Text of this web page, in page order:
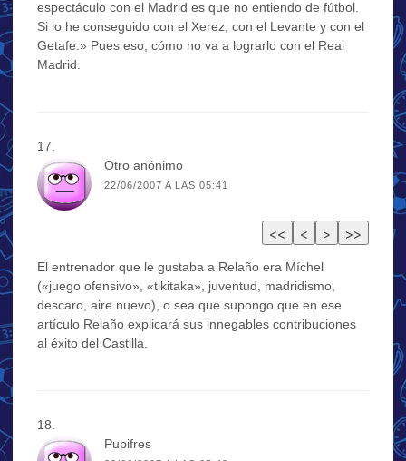
espectáculo con el Madrid es que no entiendo de fútbol.
Si lo he conseguido con el Xerez, con el Levante y con el
Getafe.» Pues eso, cómo no va a lograrlo con el Real
Madrid.
Otro anónimo
22/06/2007 A LAS 05:41
El entrenador que le gustaba a Relaño era Míchel
(«juego ofensivo», «tikitaka», juventud, madridismo,
descaro, aire nuevo), o sea que supongo que en ese
artículo Relaño explicará sus innegables contribuciones
al éxito del Castilla.
Pupifres